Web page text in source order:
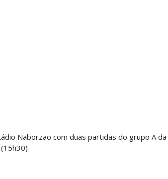
Naborzão com duas partidas do grupo A da